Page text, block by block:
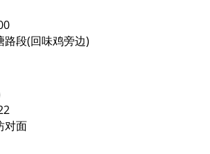
路段(回味鸡旁边)
对面